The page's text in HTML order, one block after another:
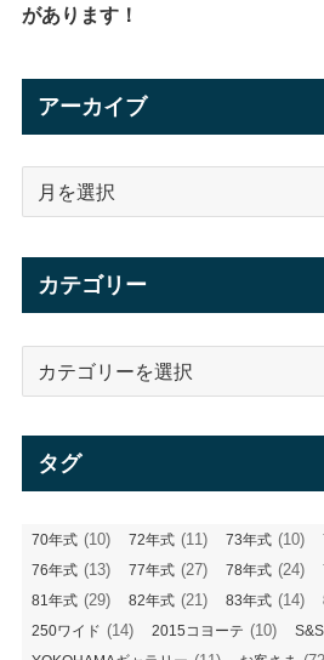
があります！
アーカイブ
カテゴリー
タグ
70年式 (10) 72年式 (11) 73年式 (10)
76年式 (13) 77年式 (27) 78年式 (24)
81年式 (29) 82年式 (21) 83年式 (14)
250ワイド (14) 2015コヨーテ (10) S&S